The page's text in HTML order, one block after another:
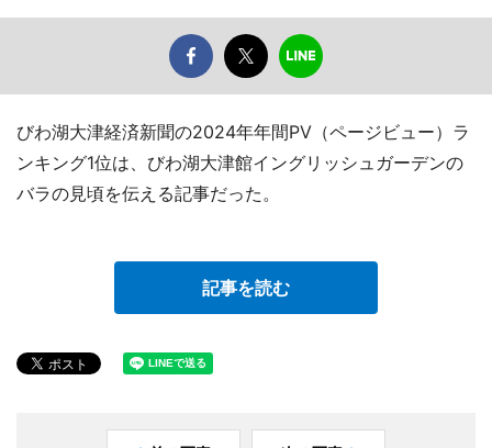
びわ湖大津経済新聞の2024年年間PV（ページビュー）ラ
ンキング1位は、びわ湖大津館イングリッシュガーデンの
バラの見頃を伝える記事だった。
記事を読む